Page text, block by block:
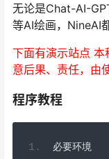
无论是Chat-AI-
等AI绘画，NineAI
下面有演示站点 本
意后果、责任，由
程序教程
必要环境